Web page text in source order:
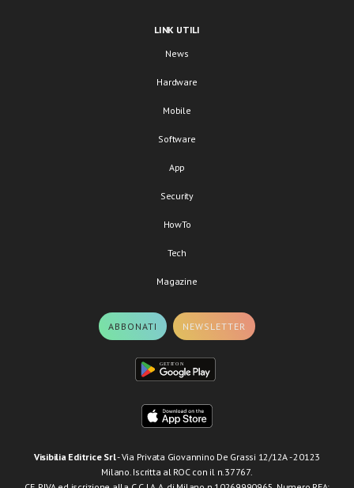
LINK UTILI
News
Hardware
Mobile
Software
App
Security
HowTo
Tech
Magazine
ABBONATI NEWSLETTER
Visibilia Editrice Srl- Via Privata Giovannino De Grassi 12/12A - 20123
Milano. Iscritta al ROC con il n.37767.